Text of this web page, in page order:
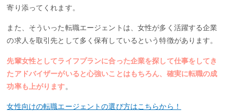
寄り添ってくれます。
また、そういった転職エージェントは、女性が多く活躍する企業
の求人を取引先として多く保有しているという特徴があります。
先輩女性としてライフプランに合った企業を探して仕事をしてき
たアドバイザーがいると心強いことはもちろん、確実に転職の成
功率も上がります。
女性向けの転職エージェントの選び方はこちらから！